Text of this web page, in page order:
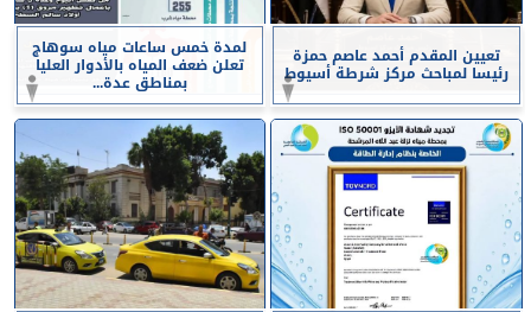
تعيين المقدم أحمد عاصم حمزة
رئيسا لمباحث مركز شرطة أسيوط
لمدة خمس ساعات مياه سوهاج
تعلن ضعف المياه بالأدوار العليا
بمناطق عدة...